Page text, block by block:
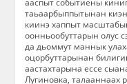
таьаарбыппытынан
киинэ хаппыт
оонньообуттарын олус
да дьоммут маннык
оцорбуттарынан
аастахтарына ессе
Лугиновка, талааннаах